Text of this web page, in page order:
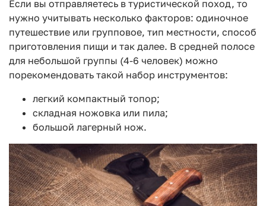
Если вы отправляетесь в туристической поход, то
нужно учитывать несколько факторов: одиночное
путешествие или групповое, тип местности, способ
приготовления пищи и так далее. В средней полосе
для небольшой группы (4-6 человек) можно
порекомендовать такой набор инструментов:
легкий компактный топор;
складная ножовка или пила;
большой лагерный нож.